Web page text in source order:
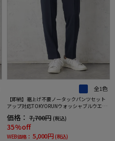
全1色
【即納】裾上げ不要ノータックパンツセット
アップ対応TOKYORUNウォッシャブルウエス
トシャーリングブレスエフェクト生地ストレ
ッチ春夏
価格： 7,700円 (税込)
35%off
WEB価格： 5,000円 (税込)